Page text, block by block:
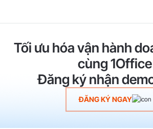
Tối ưu hóa vận hành
cùng 1Office
Đăng ký nhận
ĐĂNG KÝ NGAY